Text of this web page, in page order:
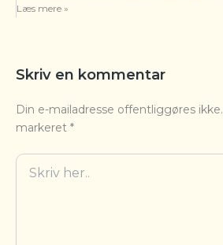
Læs mere »
Skriv en kommentar
Din e-mailadresse offentliggøres ikke.
markeret *
Skriv
her..